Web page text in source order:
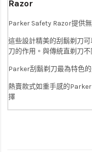
Razor
Parker Safety Razor提供
這些設計精美的刮鬍剃刀
刀的作用。與傳統直剃刀
Parker刮鬍剃刀最為特色
熱賣款式如重手感的
擇